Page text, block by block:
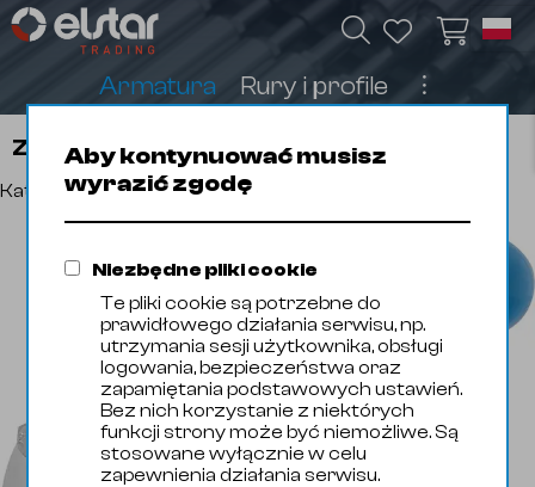
Armatura Rury i profile ︙
Zawór kulowy
Katalog produktów
Aby kontynuować musisz
wyrazić zgodę
Niezbędne pliki cookie
Te pliki cookie są potrzebne do
prawidłowego działania serwisu, np.
utrzymania sesji użytkownika, obsługi
logowania, bezpieczeństwa oraz
zapamiętania podstawowych ustawień.
Bez nich korzystanie z niektórych
funkcji strony może być niemożliwe. Są
stosowane wyłącznie w celu
zapewnienia działania serwisu.